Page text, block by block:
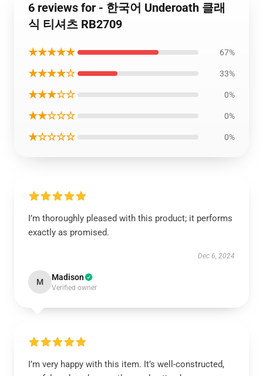
6 reviews for - 한국어 Underoath 클래
식 티셔츠 RB2709
★★★★★ 67%
★★★★☆ 33%
★★★☆☆ 0%
★★☆☆☆ 0%
★☆☆☆☆ 0%
I’m thoroughly pleased with this product; it performs
exactly as promised.
Dec 6, 2024
M Madison
Verified owner
I’m very happy with this item. It’s well-constructed,